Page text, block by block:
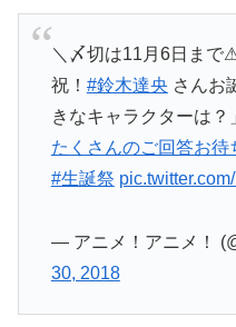
＼〆切は11月6日まで
祝！ #鈴木達央 さんお
きなキャラクターは？
たくさんのご回答お待
#生誕祭
— アニメ！アニメ！
30, 2018